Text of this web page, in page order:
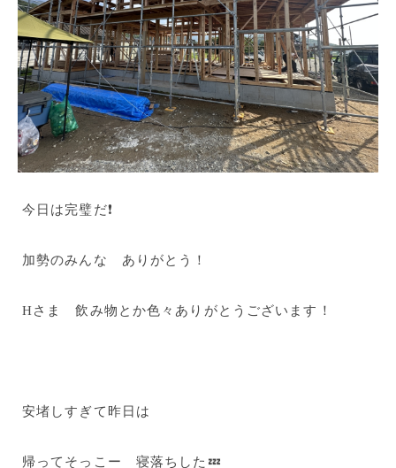
今日は完璧だ❗
加勢のみんな ありがとう！
Hさま 飲み物とか色々ありがとうございます！
安堵しすぎて昨日は
帰ってそっこー 寝落ちした💤